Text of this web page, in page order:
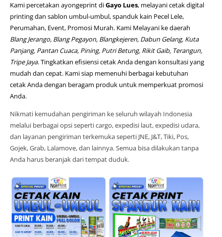
Kami percetakan ayongeprint diGayo Lues, melayani cetak digital
printing dan sablon umbul-umbul, spanduk kain Pecel Lele,
Perumahan, Event, Promosi Murah. Kami Melayani ke daerah
Blang Jerango, Blang Pegayon, Blangkejeren, Dabun Gelang, Kuta
Panjang, Pantan Cuaca, Pining, Putri Betung, Rikit Gaib, Terangun,
Tripe Jaya. Tingkatkan efisiensi cetak Anda dengan konsultasi yang
mudah dan cepat. Kami siap memenuhi berbagai kebutuhan
cetak Anda dengan beragam produk untuk memperkuat promosi
Anda.
Nikmati kemudahan pengiriman ke seluruh wilayah Indonesia
melalui berbagai opsi seperti cargo, expedisi laut, expedisi udara,
dan layanan pengiriman terkemuka seperti JNE, J&T, Tiki, Pos,
Gojek, Grab, Lalamove, dan lainnya. Semua bisa dilakukan tanpa
Anda harus beranjak dari tempat duduk.